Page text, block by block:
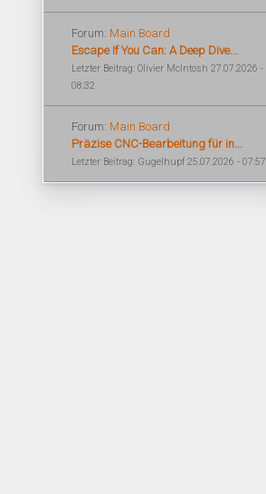
Forum: Main Board
Escape If You Can: A Deep Dive...
Letzter Beitrag: Olivier McIntosh 27.07.2026 -
08:32
Forum: Main Board
Präzise CNC-Bearbeitung für in...
Letzter Beitrag: Gugelhupf 25.07.2026 - 07:57